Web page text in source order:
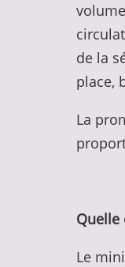
de la
place,
La
Quelle
Le